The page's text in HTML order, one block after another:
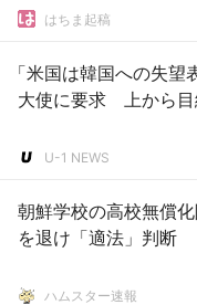
だったことが判明
はちま起稿
「米国は韓国への失
大使に要求 上から目
U-1 NEWS
朝鮮学校の高校無償
を退け「適法」判断
ハムスター速報